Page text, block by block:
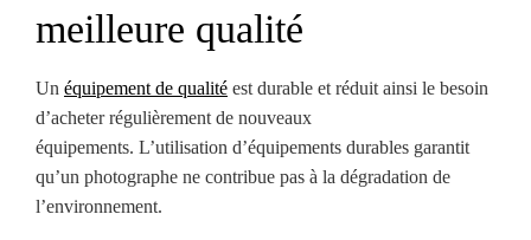
meilleure qualité
Un équipement de qualité est durable et réduit ainsi le besoin
d’acheter régulièrement de nouveaux
équipements. L’utilisation d’équipements durables garantit
qu’un photographe ne contribue pas à la dégradation de
l’environnement.